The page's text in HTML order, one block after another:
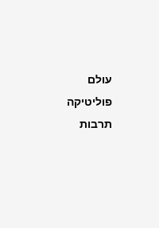
עולם
פוליטיקה
תרבות